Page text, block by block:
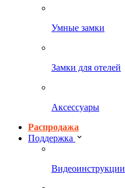
Умные замки
Замки для отелей
Аксессуары
Распродажа
Поддержка
Видеоинструкции